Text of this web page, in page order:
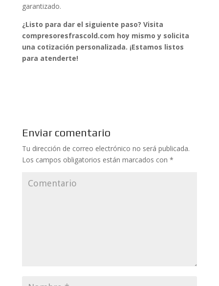
garantizado.
¿Listo para dar el siguiente paso? Visita
compresoresfrascold.com hoy mismo y solicita
una cotización personalizada. ¡Estamos listos
para atenderte!
Enviar comentario
Tu dirección de correo electrónico no será publicada.
Los campos obligatorios están marcados con *